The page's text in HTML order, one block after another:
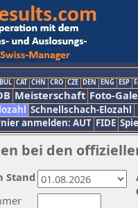
BUL CAT CHN CRO CZE DEN ENG ESP
Meisterschaft Foto-
Schnellschach-Elozahl
anmelden: AUT FIDE
bei den
Stand